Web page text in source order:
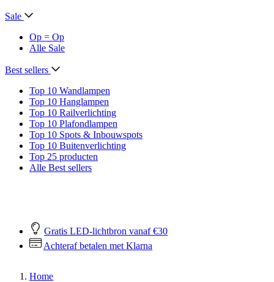
Sale
Op = Op
Alle Sale
Best sellers
Top 10 Wandlampen
Top 10 Hanglampen
Top 10 Railverlichting
Top 10 Plafondlampen
Top 10 Spots & Inbouwspots
Top 10 Buitenverlichting
Top 25 producten
Alle Best sellers
Gratis LED-lichtbron vanaf €30
Achteraf betalen met Klarna
Home